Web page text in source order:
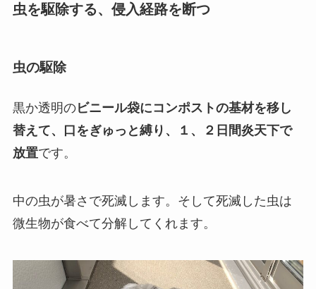
虫を駆除する、侵入経路を断つ
虫の駆除
黒か透明のビニール袋にコンポストの基材を移し
替えて、口をぎゅっと縛り、１、２日間炎天下で
放置です。
中の虫が暑さで死滅します。そして死滅した虫は
微生物が食べて分解してくれます。